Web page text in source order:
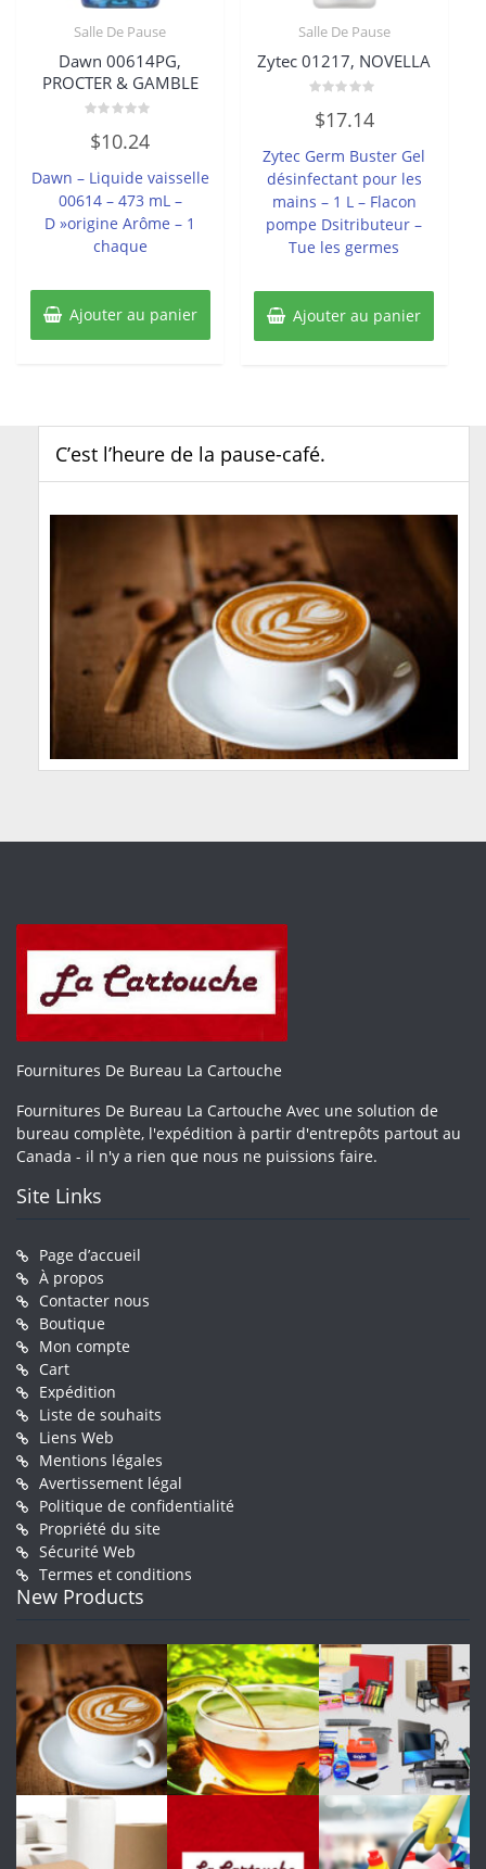
Salle De Pause
Dawn 00614PG,
PROCTER & GAMBLE
0
sur
$10.24
Dawn – Liquide vaisselle
00614 – 473 mL –
D »origine Arôme – 1
chaque
Ajouter au panier
Salle De Pause
Zytec 01217, NOVELLA
0
sur
$17.14
Zytec Germ Buster Gel
désinfectant pour les
mains – 1 L – Flacon
pompe Dsitributeur –
Tue les germes
Ajouter au panier
C’est l’heure de la pause-café.
Fournitures De Bureau La Cartouche
Fournitures De Bureau La Cartouche Avec une solution de
bureau complète, l'expédition à partir d'entrepôts partout au
Canada - il n'y a rien que nous ne puissions faire.
Site Links
Page d’accueil
À propos
Contacter nous
Boutique
Mon compte
Cart
Expédition
Liste de souhaits
Liens Web
Mentions légales
Avertissement légal
Politique de confidentialité
Propriété du site
Sécurité Web
Termes et conditions
New Products